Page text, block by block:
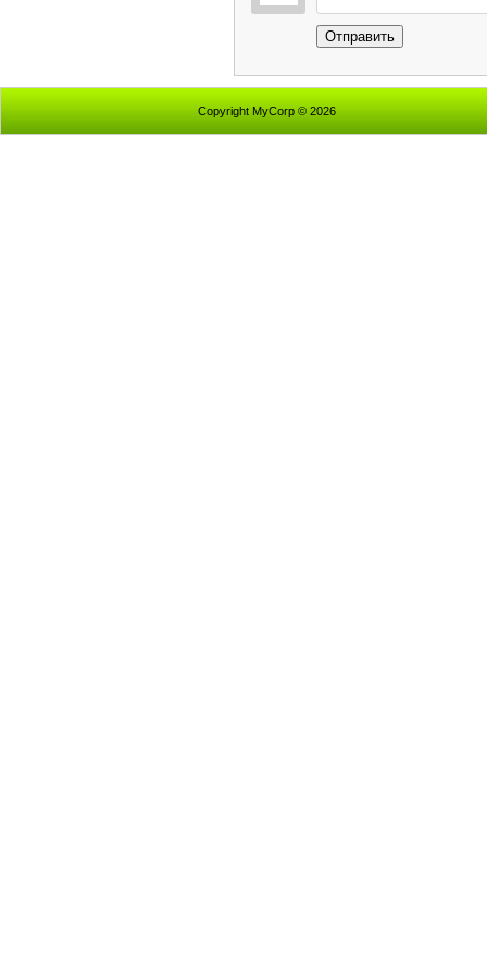
Отправить
Copyright MyCorp © 2026